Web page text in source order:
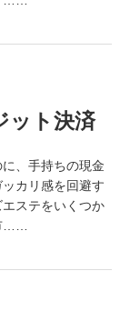
ット決済
、手持ちの現金
カリ感を回避す
ステをいくつか
……